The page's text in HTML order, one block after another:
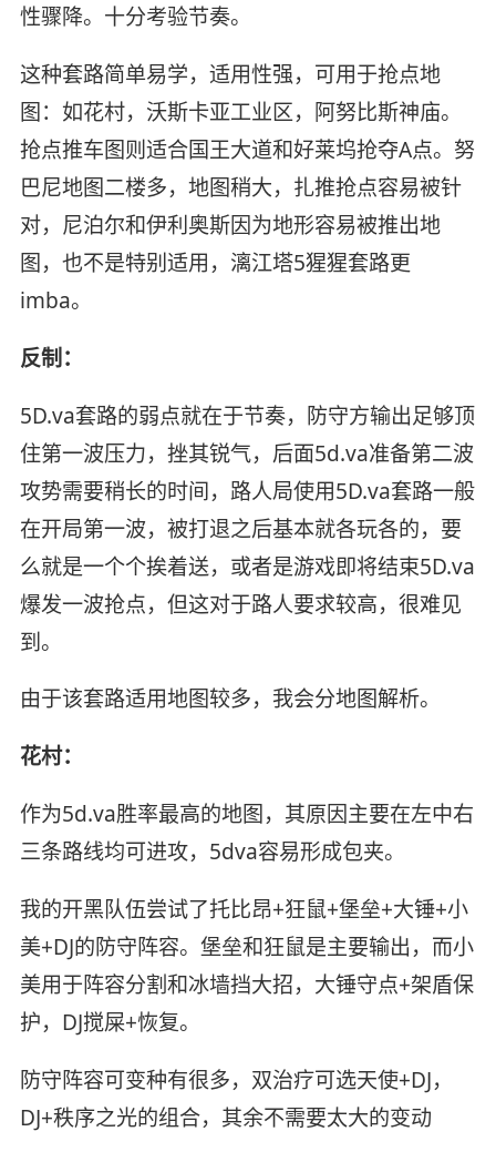
性骤降。十分考验节奏。
这种套路简单易学，适用性强，可用于抢点地
图：如花村，沃斯卡亚工业区，阿努比斯神庙。
抢点推车图则适合国王大道和好莱坞抢夺A点。努
巴尼地图二楼多，地图稍大，扎推抢点容易被针
对，尼泊尔和伊利奥斯因为地形容易被推出地
图，也不是特别适用，漓江塔5猩猩套路更
imba。
反制：
5D.va套路的弱点就在于节奏，防守方输出足够顶
住第一波压力，挫其锐气，后面5d.va准备第二波
攻势需要稍长的时间，路人局使用5D.va套路一般
在开局第一波，被打退之后基本就各玩各的，要
么就是一个个挨着送，或者是游戏即将结束5D.va
爆发一波抢点，但这对于路人要求较高，很难见
到。
由于该套路适用地图较多，我会分地图解析。
花村：
作为5d.va胜率最高的地图，其原因主要在左中右
三条路线均可进攻，5dva容易形成包夹。
我的开黑队伍尝试了托比昂+狂鼠+堡垒+大锤+小
美+DJ的防守阵容。堡垒和狂鼠是主要输出，而小
美用于阵容分割和冰墙挡大招，大锤守点+架盾保
护，DJ搅屎+恢复。
防守阵容可变种有很多，双治疗可选天使+DJ，
DJ+秩序之光的组合，其余不需要太大的变动